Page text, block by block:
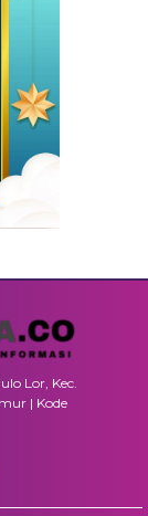
Lor, Kec.
| Kode